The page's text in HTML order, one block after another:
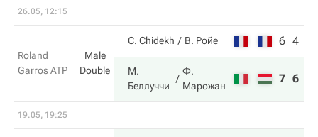
26.05, 12:15
Roland
Garros ATP
Male
Double
C. Chidekh В. Ройе 6 4
М.
Беллуччи
Ф.
Марожан
7 6
19.05, 19:25